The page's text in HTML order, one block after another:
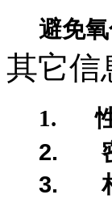
避免
其它信
1.
2.
3.